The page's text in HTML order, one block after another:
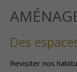
Des
Revisiter nos